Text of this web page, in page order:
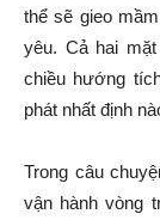
thể sẽ gieo
yêu. Cả hai
chiều hướng
phát nhất định
Trong câu
vận hành vòng